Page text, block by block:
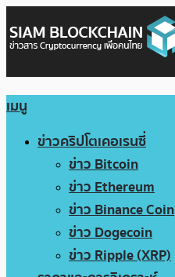
เมนู
ข่าวคริปโตเคอเรนซี่
ข่าว Bitcoin
ข่าว Ethereum
ข่าว Binance Coin
ข่าว Dogecoin
ข่าว Ripple (XRP)